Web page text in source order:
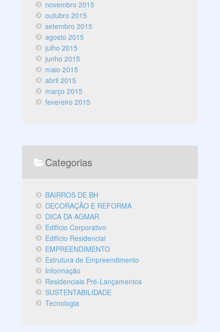
novembro 2015
outubro 2015
setembro 2015
agosto 2015
julho 2015
junho 2015
maio 2015
abril 2015
março 2015
fevereiro 2015
Categorias
BAIRROS DE BH
DECORAÇÃO E REFORMA
DICA DA AGMAR
Edifício Corporativo
Edifício Residencial
EMPREENDIMENTO
Estrutura de Empreendimento
Informação
Residenciais Pré-Lançamentos
SUSTENTABILIDADE
Tecnologia